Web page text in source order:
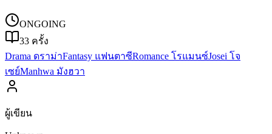
ONGOING
33 ครั้ง
Drama ดราม่าFantasy แฟนตาซีRomance โรแมนซ์Josei โจ
เซย์Manhwa มังฮวา
ผู้เขียน